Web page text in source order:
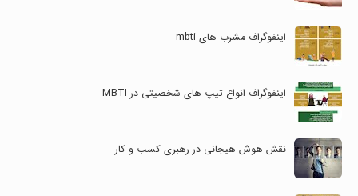
اینفوگراف مشرب های mbti
اینفوگراف انواع تیپ های شخصیتی در MBTI
نقش هوش هیجانی در رهبری کسب و کار